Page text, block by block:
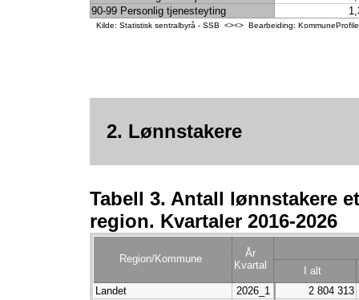
Landet 2016_4 2 803 717
35 472
Landet
2016_3 2 808 017
39 370
90-99 Personlig tjenesteyting
Kilde: Statistisk sentralbyrå - SSB <><> Bearbeiding:
2. Lønnstakere
Tabell 3. Antall lønnstakere
region. Kvartaler 2016-2026
Region/Kommune
År
Kvartal
I alt
Landet
2026_1
2 804 313